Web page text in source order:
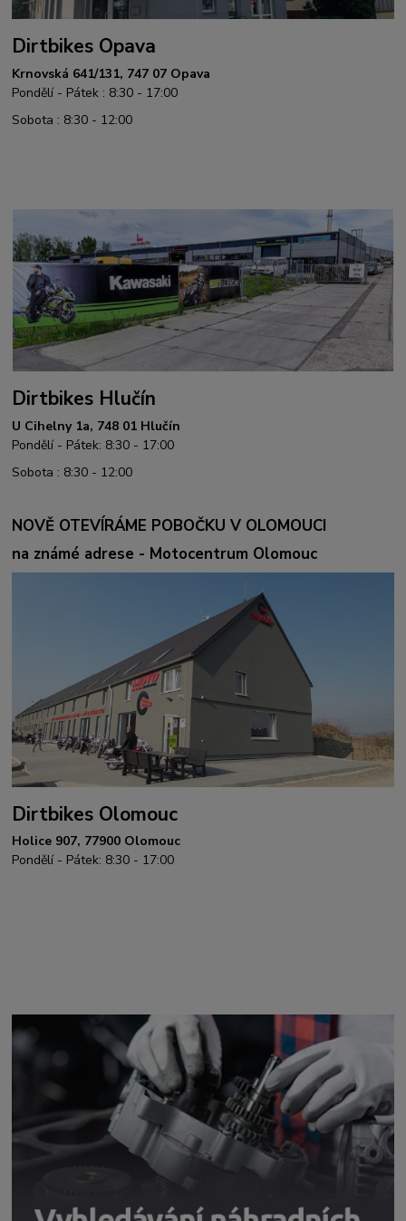
Dirtbikes Opava
Krnovská 641/131, 747 07 Opava
Pondělí - Pátek : 8:30 - 17:00
Sobota : 8:30 - 12:00
Dirtbikes Hlučín
U Cihelny 1a, 748 01 Hlučín
Pondělí - Pátek: 8:30 - 17:00
Sobota : 8:30 - 12:00
NOVĚ OTEVÍRÁME POBOČKU V OLOMOUCI
na známé adrese - Motocentrum Olomouc
Dirtbikes Olomouc
Holice 907, 77900 Olomouc
Pondělí - Pátek: 8:30 - 17:00